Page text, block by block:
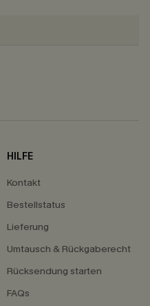
HILFE
Kontakt
Bestellstatus
Lieferung
Umtausch & Rückgaberecht
Rücksendung starten
FAQs